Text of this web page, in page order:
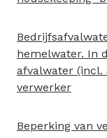
hemelwater. In
afvalwater (incl.
verwerker
Beperking van